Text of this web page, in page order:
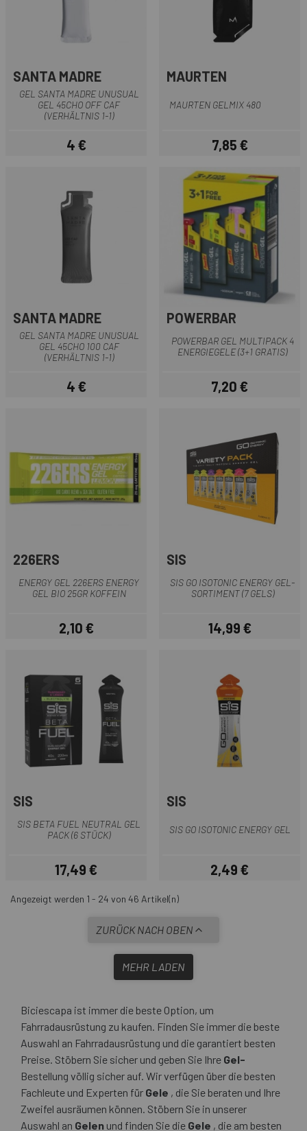
SANTA MADRE
GEL SANTA MADRE UNUSUAL
GEL 45CHO OFF CAF
(VERHÄLTNIS 1-1)
Preis
4 €
MAURTEN
MAURTEN GELMIX 480
Preis
7,85 €
SANTA MADRE
GEL SANTA MADRE UNUSUAL
GEL 45CHO 100 CAF
(VERHÄLTNIS 1-1)
Preis
4 €
POWERBAR
POWERBAR GEL MULTIPACK 4
ENERGIEGELE (3+1 GRATIS)
Preis
7,20 €
226ERS
ENERGY GEL 226ERS ENERGY
GEL BIO 25GR KOFFEIN
Preis
2,10 €
SIS
SIS GO ISOTONIC ENERGY GEL-
SORTIMENT (7 GELS)
Preis
14,99 €
SIS
SIS BETA FUEL NEUTRAL GEL
PACK (6 STÜCK)
Preis
17,49 €
SIS
SIS GO ISOTONIC ENERGY GEL
Preis
2,49 €
Angezeigt werden 1 - 24 von 46 Artikel(n)
ZURÜCK NACH OBEN
MEHR LADEN
Biciescapa ist immer die beste Option, um
Fahrradausrüstung zu kaufen. Finden Sie immer die beste
Auswahl an Fahrradausrüstung und die garantiert besten
Preise. Stöbern Sie sicher und geben Sie Ihre Gel-
Bestellung völlig sicher auf. Wir verfügen über die besten
Fachleute und Experten für Gele , die Sie beraten und Ihre
Zweifel ausräumen können. Stöbern Sie in unserer
Auswahl an Gelen und finden Sie die Gele , die am besten